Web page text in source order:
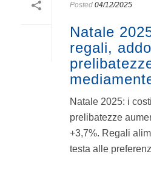
Posted 04/12/2025
Natale
regali,
Natale 2025: i
prelibatezze
+3,7%. Regali
testa alle